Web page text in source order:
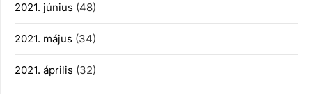
2021. június (48)
2021. május (34)
2021. április (32)